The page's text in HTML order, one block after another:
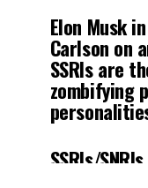
Elon Musk
Carlson on
SSRIs are
zombifying
SSRIs/